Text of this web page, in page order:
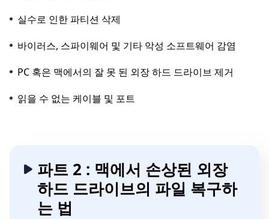
실수로 인한 파티션 삭제
바이러스, 스파이웨어 및 기타 악성 소프트웨어 감염
PC 혹은 맥에서의 잘 못 된 외장 하드 드라이브 제거
읽을 수 없는 케이블 및 포트
파트 2 : 맥에서 손상된 외장
하드 드라이브의 파일 복구하
는 법